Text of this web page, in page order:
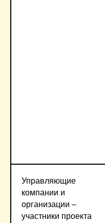
Управляющие
компании и
организации –
участники проекта